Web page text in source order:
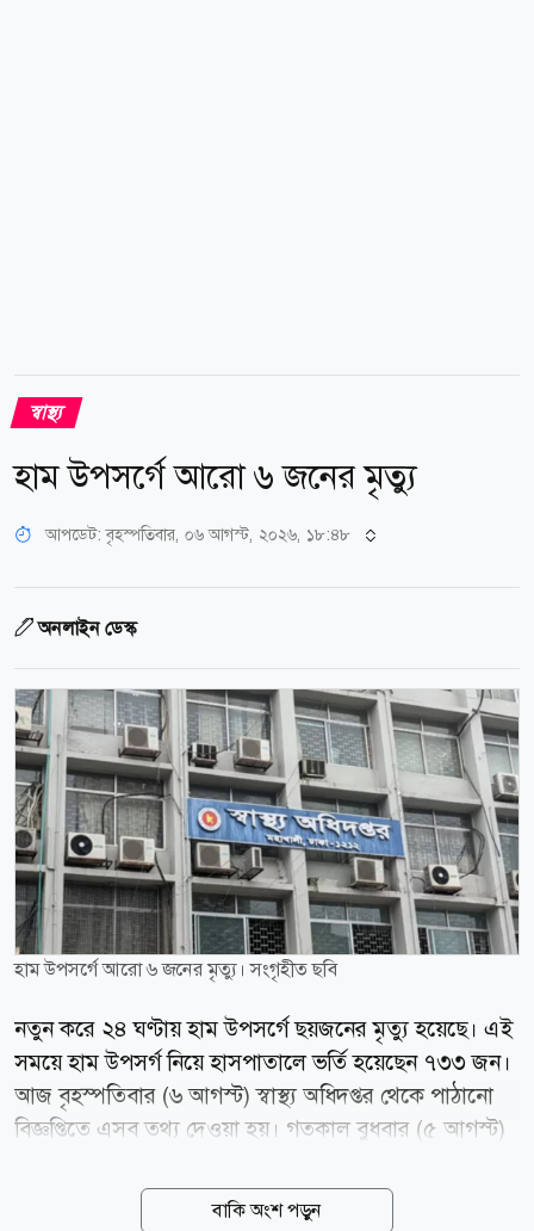
স্বাস্থ্য
হাম উপসর্গে আরো ৬ জনের মৃত্যু
আপডেট: বৃহস্পতিবার, ০৬ আগস্ট, ২০২৬, ১৮:৪৮
অনলাইন ডেস্ক
হাম উপসর্গে আরো ৬ জনের মৃত্যু। সংগৃহীত ছবি
নতুন করে ২৪ ঘণ্টায় হাম উপসর্গে ছয়জনের মৃত্যু হয়েছে। এই
সময়ে হাম উপসর্গ নিয়ে হাসপাতালে ভর্তি হয়েছেন ৭৩৩ জন।
আজ বৃহস্পতিবার (৬ আগস্ট) স্বাস্থ্য অধিদপ্তর থেকে পাঠানো
বিজ্ঞপ্তিতে এসব তথ্য দেওয়া হয়। গতকাল বুধবার (৫ আগস্ট)
স্বাস্থ্য অধিদপ্তরের তথ্য অনুযায়ী, ১৫ মার্চ থেকে হামের লক্ষণ
বাকি অংশ পড়ুন